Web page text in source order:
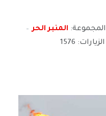
المجموعة: المنبر الحر
الزيارات: 1576